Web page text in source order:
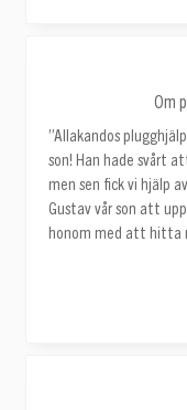
Om
”Allakandos
son! Han hade svårt
men sen fick vi hjälp
Gustav vår son att
honom med att hitta